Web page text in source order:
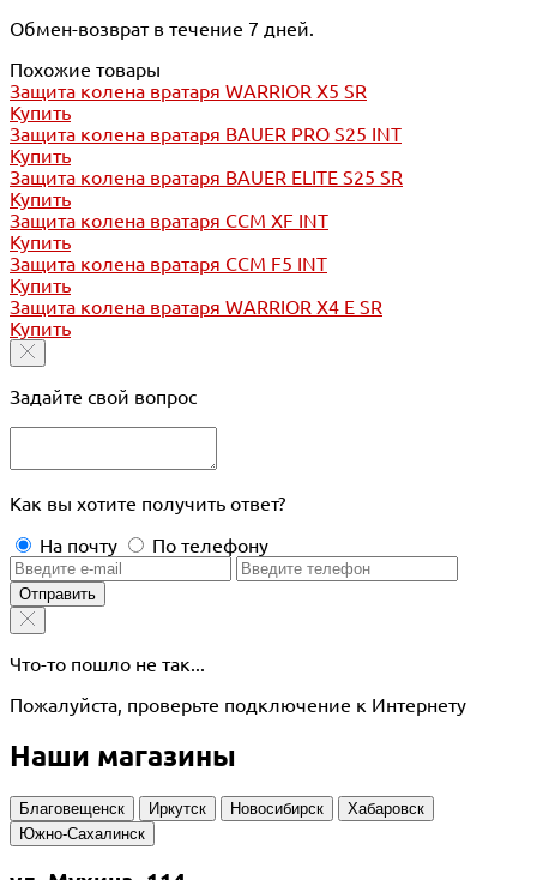
Обмен-возврат в течение 7 дней.
Похожие товары
Защита колена вратаря WARRIOR X5 SR
Купить
Защита колена вратаря BAUER PRO S25 INT
Купить
Защита колена вратаря BAUER ELITE S25 SR
Купить
Защита колена вратаря CCM XF INT
Купить
Защита колена вратаря CCM F5 INT
Купить
Защита колена вратаря WARRIOR X4 E SR
Купить
Задайте свой вопрос
Как вы хотите получить ответ?
На почту
По телефону
Отправить
Что-то пошло не так...
Пожалуйста, проверьте подключение к Интернету
Наши магазины
Благовещенск Иркутск Новосибирск
Хабаровск
Южно-Сахалинск